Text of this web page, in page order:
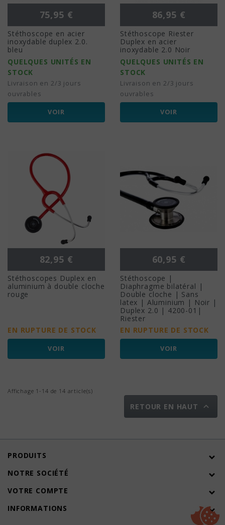
Prix
75,95 €
Stéthoscope en acier
inoxydable duplex 2.0.
bleu
QUELQUES UNITÉS EN
STOCK
Livraison en 2/3 jours
ouvrables
VOIR
Prix
86,95 €
Stéthoscope Riester
Duplex en acier
inoxydable 2.0 Noir
QUELQUES UNITÉS EN
STOCK
Livraison en 2/3 jours
ouvrables
VOIR
Prix
82,95 €
Stéthoscopes Duplex en
aluminium à double cloche
rouge
EN RUPTURE DE STOCK
VOIR
Prix
60,95 €
Stéthoscope |
Diaphragme bilatéral |
Double cloche | Sans
latex | Aluminium | Noir |
Duplex 2.0 | 4200-01|
Riester
EN RUPTURE DE STOCK
VOIR
Affichage 1-14 de 14 article(s)
RETOUR EN HAUT 
PRODUITS
NOTRE SOCIÉTÉ
VOTRE COMPTE
INFORMATIONS